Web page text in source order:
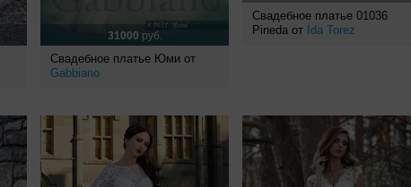
31000 руб.
Свадебное платье Юми от
Gabbiano
Свадебное платье 01036
Pineda от Ida Torez